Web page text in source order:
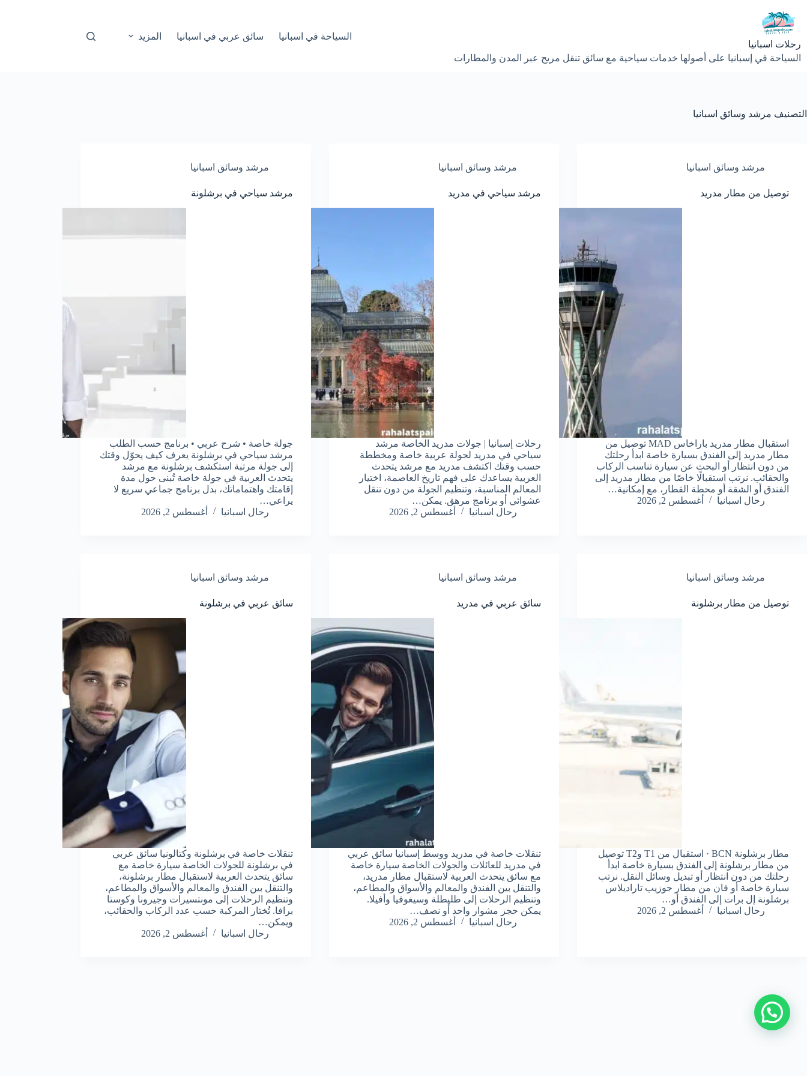
إلى
المحتوى
رحلات اسبانيا
السياحة في إسبانيا على أصولها خدمات سياحية مع سائق تنقل مريح عبر المدن والمطارات
السياحة في اسبانيا سائق عربي في اسبانيا المزيد
التصنيف مرشد وسائق اسبانيا
مرشد وسائق اسبانيا
توصيل من مطار مدريد
استقبال مطار مدريد باراخاس MAD توصيل من
مطار مدريد إلى الفندق بسيارة خاصة ابدأ رحلتك
من دون انتظار أو البحث عن سيارة تناسب الركاب
والحقائب. نرتب استقبالًا خاصًا من مطار مدريد إلى
الفندق أو الشقة أو محطة القطار، مع إمكانية…
رحال اسبانيا
أغسطس 2, 2026
مرشد وسائق اسبانيا
مرشد سياحي في مدريد
رحلات إسبانيا | جولات مدريد الخاصة مرشد
سياحي في مدريد لجولة عربية خاصة ومخططة
حسب وقتك اكتشف مدريد مع مرشد يتحدث
العربية يساعدك على فهم تاريخ العاصمة، اختيار
المعالم المناسبة، وتنظيم الجولة من دون تنقل
عشوائي أو برنامج مرهق. يمكن…
رحال اسبانيا
أغسطس 2, 2026
مرشد وسائق اسبانيا
مرشد سياحي في برشلونة
جولة خاصة • شرح عربي • برنامج حسب الطلب
مرشد سياحي في برشلونة يعرف كيف يحوّل وقتك
إلى جولة مرتبة استكشف برشلونة مع مرشد
يتحدث العربية في جولة خاصة تُبنى حول مدة
إقامتك واهتماماتك، بدل برنامج جماعي سريع لا
يراعي…
رحال اسبانيا
أغسطس 2, 2026
مرشد وسائق اسبانيا
توصيل من مطار برشلونة
مطار برشلونة BCN · استقبال من T1 وT2 توصيل
من مطار برشلونة إلى الفندق بسيارة خاصة ابدأ
رحلتك من دون انتظار أو تبديل وسائل النقل. نرتب
سيارة خاصة أو فان من مطار جوزيب تاراديلاس
برشلونة إل برات إلى الفندق أو…
رحال اسبانيا
أغسطس 2, 2026
مرشد وسائق اسبانيا
سائق عربي في مدريد
تنقلات خاصة في مدريد ووسط إسبانيا سائق عربي
في مدريد للعائلات والجولات الخاصة سيارة خاصة
مع سائق يتحدث العربية لاستقبال مطار مدريد،
والتنقل بين الفندق والمعالم والأسواق والمطاعم،
وتنظيم الرحلات إلى طليطلة وسيغوفيا وأفيلا.
يمكن حجز مشوار واحد أو نصف…
رحال اسبانيا
أغسطس 2, 2026
مرشد وسائق اسبانيا
سائق عربي في برشلونة
تنقلات خاصة في برشلونة وكتالونيا سائق عربي
في برشلونة للجولات الخاصة سيارة خاصة مع
سائق يتحدث العربية لاستقبال مطار برشلونة،
والتنقل بين الفندق والمعالم والأسواق والمطاعم،
وتنظيم الرحلات إلى مونتسيرات وجيرونا وكوستا
برافا. تُختار المركبة حسب عدد الركاب والحقائب،
ويمكن…
رحال اسبانيا
أغسطس 2, 2026